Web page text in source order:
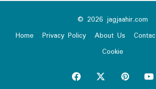
© 2026 jagjaahir.com
Home
Privacy Policy About Us
Cookie
Facebook Pinterest